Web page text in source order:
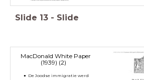
Slide 13 - Slide
MacDonald White Paper
(1939) (2)
De Joodse immigratie werd